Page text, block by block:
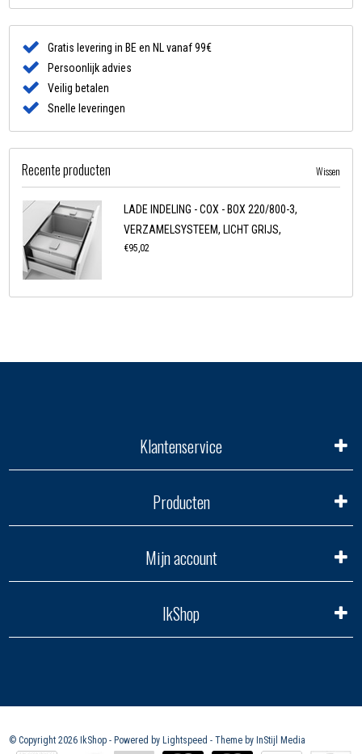
Gratis levering in BE en NL vanaf 99€
Persoonlijk advies
Veilig betalen
Snelle leveringen
Recente producten Wissen
LADE INDELING - COX - BOX 220/800-3,
VERZAMELSYSTEEM, LICHT GRIJS,
€95,02
Klantenservice
Producten
Mijn account
IkShop
© Copyright 2026 IkShop - Powered by Lightspeed - Theme by InStijl Media